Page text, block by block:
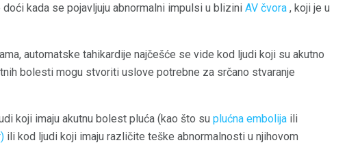
kada se pojavljuju abnormalni impulsi u blizini AV čvora , koji je u
automatske tahikardije najčešće se vide kod ljudi koji su akutno
bolesti mogu stvoriti uslove potrebne za srčano stvaranje
koji imaju akutnu bolest pluća (kao što su plućna embolija ili
ili kod ljudi koji imaju različite teške abnormalnosti u njihovom